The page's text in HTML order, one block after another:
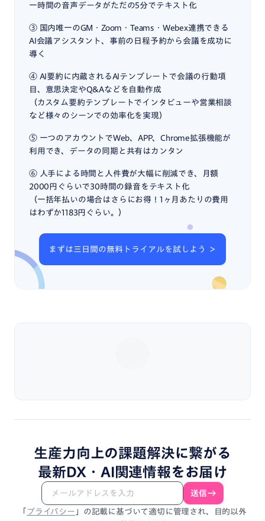
一時間の音声データがただの5分でテキスト化
③ 国内唯一のGM・Zoom・Teams・Webex連携できる
AI会議アシスタント、事前の日程予約から会議を成功に
導く
④ AI要約に内蔵されるAIテンプレートで会議の行動項
目、意思決定やQ&Aなどを自動作成
（カスタム要約テンプレートでインタビューや営業相談
など様々のシーンでの効率化を実現）
⑤ 一つのアカウントでWeb、APP、Chrome拡張機能が
利用でき、データの同期と共有はカンタン
⑥ 人手による時間と人件費が大幅に削減でき、月額
2000円ぐらいで30時間の録音をテキスト化
（一括年払いの場合はさらにお得！1ヶ月あたりの費用
はわずか1183円ぐらい。）
まずは三日間の無料トライアルを試しよう ＞
生産力向上の課題解決に繋がる
最新DX・ AI関連情報を お届け
送信
「 プライバシー 」 の記載 に 基づいて適切に 管理され、
目的以外